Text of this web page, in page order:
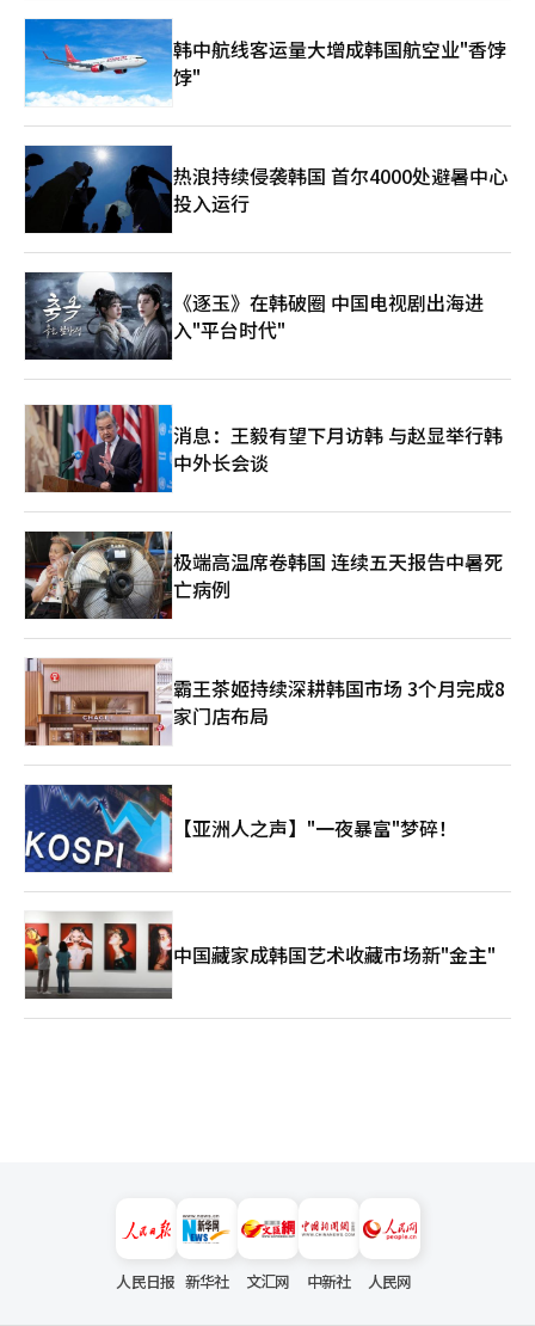
方神起的日本日产体育场演出等大型活动也将陆续举行。证券界对
SM的前景持乐观态度，认为公司在摆脱“经营权争议”后，专注
于增强主营业务竞争力，企业价值将得到重新评估。※ 本报道经
人工智能（AI）系统翻译与编辑。
韩中航线客运量大增成韩国航空业"香饽
饽"
热浪持续侵袭韩国 首尔4000处避暑中心
投入运行
《逐玉》在韩破圈 中国电视剧出海进
入"平台时代"
消息：王毅有望下月访韩 与赵显举行韩
中外长会谈
极端高温席卷韩国 连续五天报告中暑死
亡病例
霸王茶姬持续深耕韩国市场 3个月完成8
家门店布局
【亚洲人之声】"一夜暴富"梦碎！
中国藏家成韩国艺术收藏市场新"金主"
人民日报 新华社 文汇网 中新社 人民网